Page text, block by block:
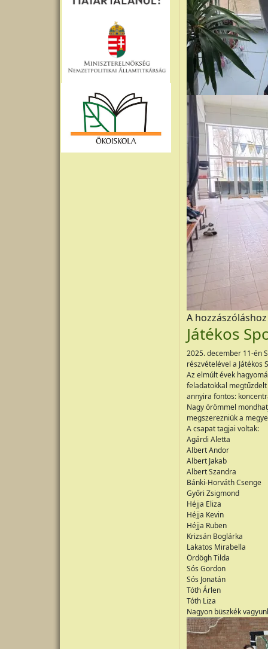
A
Játékos
2025. december 11-én
részvételével a Játékos
Az elmúlt évek
feladatokkal
annyira fontos:
Nagy örömmel
megszerezniük a
A csapat tagjai voltak:
Agárdi Aletta
Albert Andor
Albert Jakab
Albert Szandra
Bánki-Horváth Csenge
Győri Zsigmond
Héjja Eliza
Héjja Kevin
Héjja Ruben
Krizsán Boglárka
Lakatos Mirabella
Ördögh Tilda
Sós Gordon
Sós Jonatán
Tóth Árlen
Tóth Liza
Nagyon büszkék